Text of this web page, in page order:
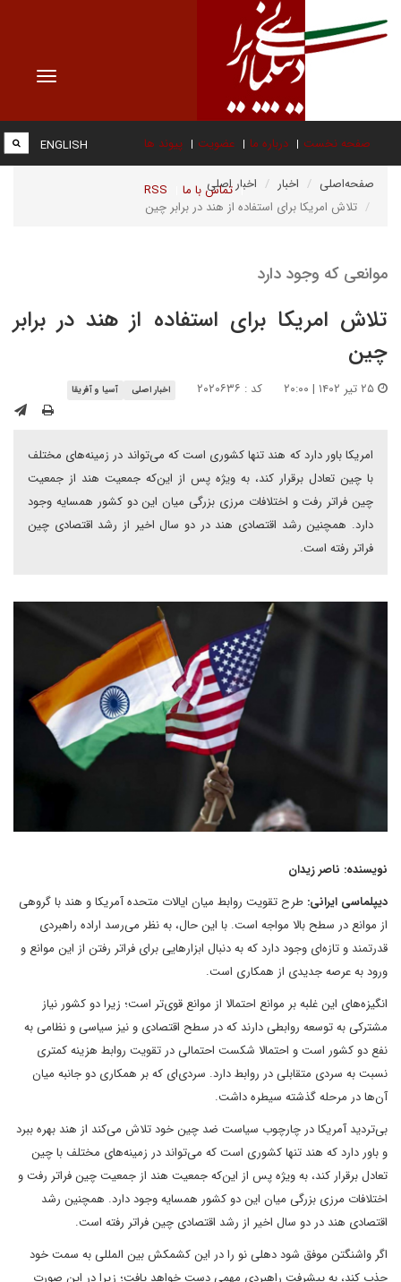
Toggle
صفحه نخست درباره ما عضویت پیوند ها
تماس با ما RSS
ENGLISH
صفحه‌اصلی اخبار
اخبار اصلی
تلاش امریکا برای استفاده از هند در برابر چین
موانعی که وجود دارد
تلاش امریکا برای استفاده از هند در برابر
چین
کد : ۲۰۲۰۶۳۶ اخبار اصلی آسیا و آفریقا
امریکا باور دارد که هند تنها کشوری است که می‌تواند در زمینه‌های مختلف
با چین تعادل برقرار کند، به ویژه پس از این‌که جمعیت هند از جمعیت
چین فراتر رفت و اختلافات مرزی بزرگی میان این دو کشور همسایه وجود
دارد. همچنین رشد اقتصادی هند در دو سال اخیر از رشد اقتصادی چین
فراتر رفته است.
نویسنده: ناصر زیدان
دیپلماسی ایرانی: طرح تقویت روابط میان ایالات متحده آمریکا و هند با گروهی
از موانع در سطح بالا مواجه است. با این حال، به نظر می‌رسد اراده راهبردی
قدرتمند و تازه‌ای وجود دارد که به دنبال ابزارهایی برای فراتر رفتن از این موانع و
ورود به عرصه جدیدی از همکاری است.
انگیزه‌های این غلبه بر موانع احتمالا از موانع قوی‌تر است؛ زیرا دو کشور نیاز
مشترکی به توسعه روابطی دارند که در سطح اقتصادی و نیز سیاسی و نظامی به
نفع دو کشور است و احتمالا شکست احتمالی در تقویت روابط هزینه کمتری
نسبت به سردی متقابلی در روابط دارد. سردی‌ای که بر همکاری دو جانبه میان
آن‌ها در مرحله گذشته سیطره داشت.
بی‌تردید آمریکا در چارچوب سیاست ضد چین خود تلاش می‌کند از هند بهره ببرد
و باور دارد که هند تنها کشوری است که می‌تواند در زمینه‌های مختلف با چین
تعادل برقرار کند، به ویژه پس از این‌که جمعیت هند از جمعیت چین فراتر رفت و
اختلافات مرزی بزرگی میان این دو کشور همسایه وجود دارد. همچنین رشد
اقتصادی هند در دو سال اخیر از رشد اقتصادی چین فراتر رفته است.
اگر واشنگتن موفق شود دهلی نو را در این کشمکش بین المللی به سمت خود
جذب کند، به پیشرفت‌ راهبردی مهمی دست خواهد یافت؛ زیرا در این صورت